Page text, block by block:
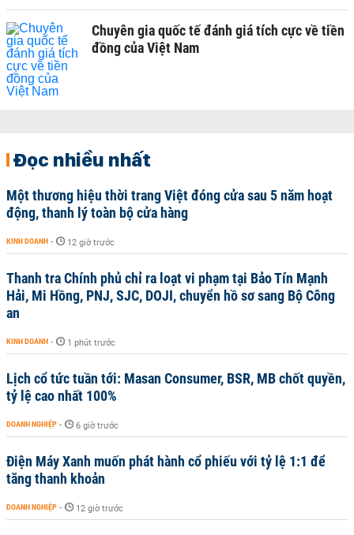
Chuyên gia quốc tế đánh giá tích cực về tiền
đồng của Việt Nam
Đọc nhiều nhất
Một thương hiệu thời trang Việt đóng cửa sau 5 năm hoạt
động, thanh lý toàn bộ cửa hàng
KINH DOANH - 12 giờ trước
Thanh tra Chính phủ chỉ ra loạt vi phạm tại Bảo Tín Mạnh
Hải, Mi Hồng, PNJ, SJC, DOJI, chuyển hồ sơ sang Bộ Công
an
KINH DOANH - 1 phút trước
Lịch cổ tức tuần tới: Masan Consumer, BSR, MB chốt quyền,
tỷ lệ cao nhất 100%
DOANH NGHIỆP - 6 giờ trước
Điện Máy Xanh muốn phát hành cổ phiếu với tỷ lệ 1:1 để
tăng thanh khoản
DOANH NGHIỆP - 12 giờ trước